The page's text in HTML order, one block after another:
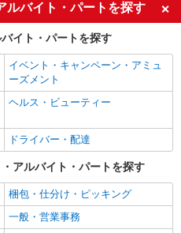
社会保険あり
ルバイト・パートを探す
イト・パートを探す
イベント・キャンペーン・アミュ
ーズメント
ヘルス・ビューティー
ドライバー・配達
アルバイト・パートを探す
梱包・仕分け・ピッキング
一般・営業事務